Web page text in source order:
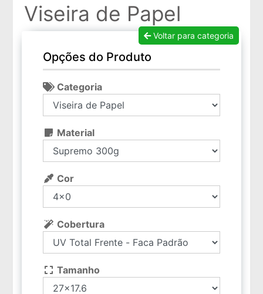
Viseira de Papel
Voltar para categoria
Opções do Produto
Categoria
Material
Cor
Cobertura
Tamanho